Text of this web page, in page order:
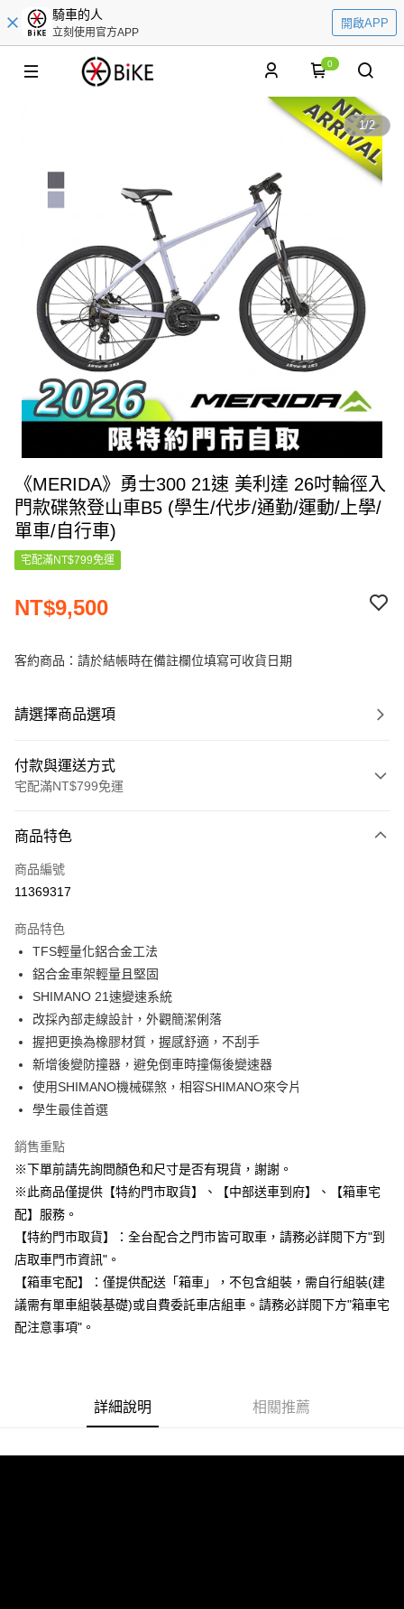
騎車的人
立刻使用官方APP
開啟APP
0
1/2
《MERIDA》勇士300 21速 美利達 26吋輪徑入
門款碟煞登山車B5 (學生/代步/通勤/運動/上學/
單車/自行車)
宅配滿NT$799免運
NT$9,500
客約商品：請於結帳時在備註欄位填寫可收貨日期
請選擇商品選項
付款與運送方式
宅配滿NT$799免運
信用卡一次付款
信用卡分期付款
合作金庫商業銀行
華南商業銀行
上海商業儲蓄銀行
國泰世華商業銀行
臺灣中小企業銀行
台中商業銀行
匯豐（台灣）商業銀行
華泰商業銀行
聯邦商業銀行
遠東國際商業銀行
元大商業銀行
永豐商業銀行
玉山商業銀行
星展（台灣）商業銀行
台新國際商業銀行
6 期 0 利率 每期
華南商業銀行
上海商業儲蓄銀行
國泰世華商業銀行
兆豐國際商業銀行
臺灣中小企業銀行
台中商業銀行
匯豐（台灣）商業銀行
華泰商業銀行
聯邦商業銀行
遠東國際商業銀行
元大商業銀行
永豐商業銀行
玉山商業銀行
台灣樂天信用卡公司
LINE Pay
Apple Pay
街口支付
悠遊付
Google Pay
宅配
每筆NT$85，滿NT$799(含以上)免運費
付款後門市自取
每筆NT$85，滿NT$799(含以上)免運費
商品特色
商品編號
11369317
商品特色
TFS輕量化鋁合金工法
鋁合金車架輕量且堅固
SHIMANO 21速變速系統
改採內部走線設計，外觀簡潔俐落
握把更換為橡膠材質，握感舒適，不刮手
新增後變防撞器，避免倒車時撞傷後變速器
使用SHIMANO機械碟煞，相容SHIMANO來令片
學生最佳首選
銷售重點
※下單前請先詢問顏色和尺寸是否有現貨，謝謝。
※此商品僅提供【特約門市取貨】、【中部送車到府】、【箱車宅
配】服務。
【特約門市取貨】：全台配合之門市皆可取車，請務必詳閱下方"到
店取車門市資訊"。
【箱車宅配】：僅提供配送「箱車」，不包含組裝，需自行組裝(建
議需有單車組裝基礎)或自費委託車店組車。請務必詳閱下方"箱車宅
配注意事項"。
詳細說明 相關推薦